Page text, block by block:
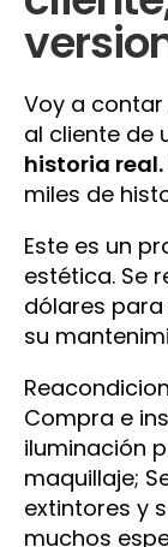
Voy a
al cliente de
historia real.
miles de
Este es un
estética. Se
dólares
su
Compra e
iluminación
maquillaje;
extintores y
muchos